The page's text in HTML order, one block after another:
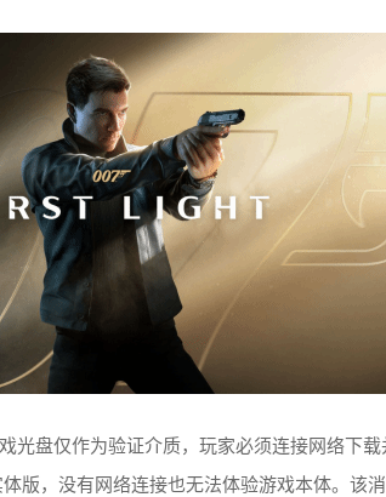
光盘仅作为验证介质，玩家必须连接网络下
版，没有网络连接也无法体验游戏本体。该